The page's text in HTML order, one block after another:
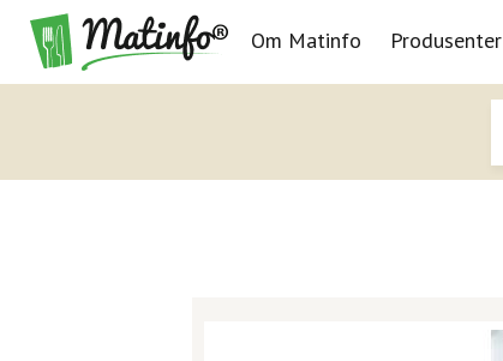
Navigasjon
Om Matinfo Produsenter